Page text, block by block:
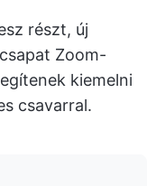
részt, új
Zoom-
kiemelni
csavarral.